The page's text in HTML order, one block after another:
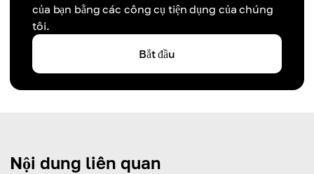
của bạn bằng các công cụ tiện dụng của chúng
tôi.
Bắt đầu
Nội dung liên quan